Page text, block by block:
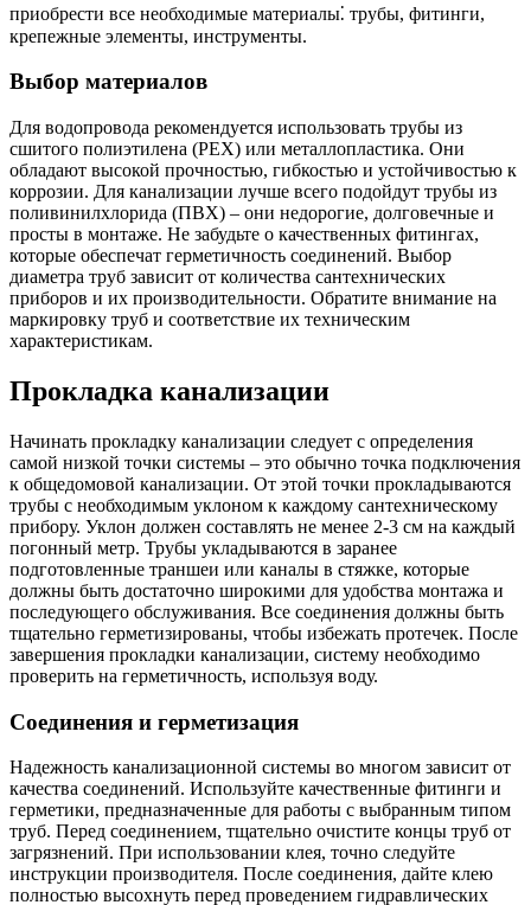
приобрести все необходимые материалы⁚ трубы, фитинги,
крепежные элементы, инструменты.
Выбор материалов
Для водопровода рекомендуется использовать трубы из
сшитого полиэтилена (PEX) или металлопластика. Они
обладают высокой прочностью, гибкостью и устойчивостью к
коррозии. Для канализации лучше всего подойдут трубы из
поливинилхлорида (ПВХ) – они недорогие, долговечные и
просты в монтаже. Не забудьте о качественных фитингах,
которые обеспечат герметичность соединений. Выбор
диаметра труб зависит от количества сантехнических
приборов и их производительности. Обратите внимание на
маркировку труб и соответствие их техническим
характеристикам.
Прокладка канализации
Начинать прокладку канализации следует с определения
самой низкой точки системы – это обычно точка подключения
к общедомовой канализации. От этой точки прокладываются
трубы с необходимым уклоном к каждому сантехническому
прибору. Уклон должен составлять не менее 2-3 см на каждый
погонный метр. Трубы укладываются в заранее
подготовленные траншеи или каналы в стяжке, которые
должны быть достаточно широкими для удобства монтажа и
последующего обслуживания. Все соединения должны быть
тщательно герметизированы, чтобы избежать протечек. После
завершения прокладки канализации, систему необходимо
проверить на герметичность, используя воду.
Соединения и герметизация
Надежность канализационной системы во многом зависит от
качества соединений. Используйте качественные фитинги и
герметики, предназначенные для работы с выбранным типом
труб. Перед соединением, тщательно очистите концы труб от
загрязнений. При использовании клея, точно следуйте
инструкции производителя. После соединения, дайте клею
полностью высохнуть перед проведением гидравлических